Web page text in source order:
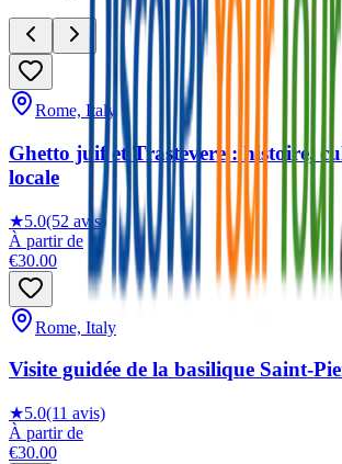
Rome, Italy
Ghetto juif et Trastevere : histoire,
locale
★5.0(52 avis)
À partir de
€30.00
Rome, Italy
Visite guidée de la basilique Saint-
★5.0(11 avis)
À partir de
€30.00